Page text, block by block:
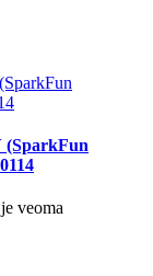
(SparkFun
veoma